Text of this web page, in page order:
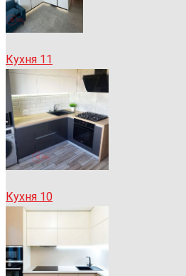
Кухня 11
Кухня 10